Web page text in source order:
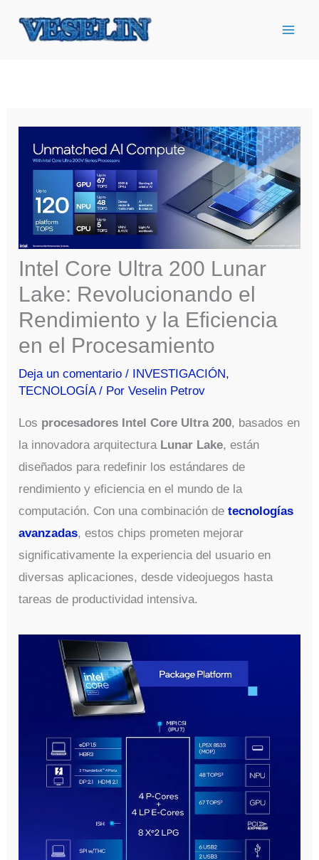
Intel Core Ultra 200 Lunar
Lake: Revolucionando el
Rendimiento y la Eficiencia
en el Procesamiento
Deja un comentario / INVESTIGACIÓN,
TECNOLOGÍA/ PorVeselin Petrov
Los procesadores Intel Core Ultra 200, basados en
la innovadora arquitectura Lunar Lake, están
diseñados para redefinir los estándares de
rendimiento y eficiencia en el mundo de la
computación. Con una combinación detecnologías
avanzadas, estos chips prometen mejorar
significativamente la experiencia del usuario en
diversas aplicaciones, desde videojuegos hasta
tareas de productividad intensiva.